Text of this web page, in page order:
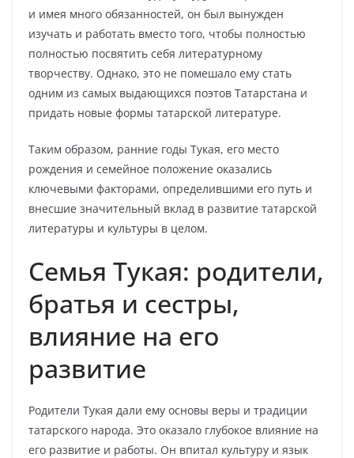
и имея много обязанностей, он был вынужден
изучать и работать вместо того, чтобы полностью
полностью посвятить себя литературному
творчеству. Однако, это не помешало ему стать
одним из самых выдающихся поэтов Татарстана и
придать новые формы татарской литературе.
Таким образом, ранние годы Тукая, его место
рождения и семейное положение оказались
ключевыми факторами, определившими его путь и
внесшие значительный вклад в развитие татарской
литературы и культуры в целом.
Семья Тукая: родители,
братья и сестры,
влияние на его
развитие
Родители Тукая дали ему основы веры и традиции
татарского народа. Это оказало глубокое влияние на
его развитие и работы. Он впитал культуру и язык